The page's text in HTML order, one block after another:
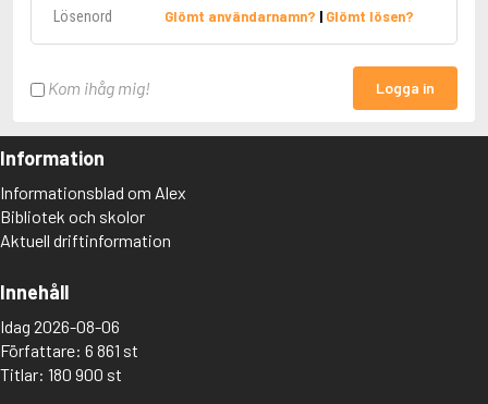
Glömt användarnamn? | Glömt lösen?
Kom ihåg mig! Logga in
Information
Informationsblad om Alex
Bibliotek och skolor
Aktuell driftinformation
Innehåll
Idag 2026-08-06
Författare: 6 861 st
Titlar: 180 900 st